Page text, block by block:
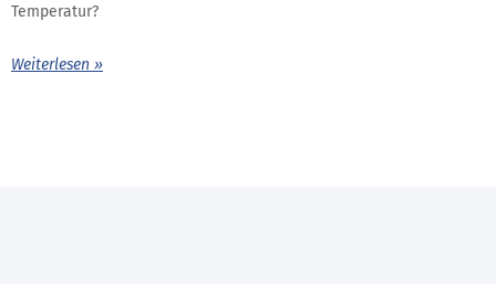
Temperatur?
Weiterlesen »